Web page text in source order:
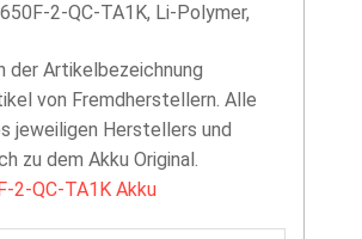
2-QC-TA1K, Li-Polymer,
der Artikelbezeichnung
von Fremdherstellern. Alle
jeweiligen Herstellers und
zu dem Akku Original.
2-QC-TA1K Akku